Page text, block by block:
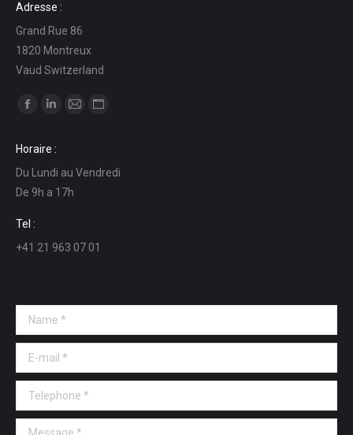
Adresse :
Grand Rue 86
1820 Montreux
Vaud Switzerland
Find us on:
opens
in
new
window
opens
in
new
in
in
Horaire :
Du Lundi au Vendredi
De 9h a 17h
Tel :
+41 21 963 07 01
Name *
E-mail *
Telephone *
Message *